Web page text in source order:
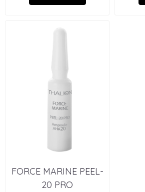
FORCE MARINE PEEL-
20 PRO